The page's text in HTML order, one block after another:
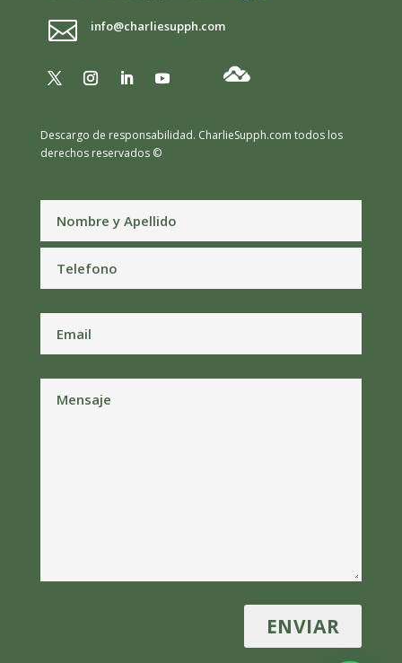
 info@charliesupph.com
Descargo de responsabilidad. CharlieSupph.com todos los
derechos reservados ©